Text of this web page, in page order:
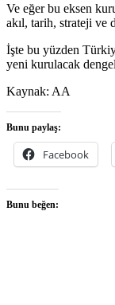
Ve eğer bu eksen
akıl, tarih, strateji ve
İşte bu yüzden
yeni kurulacak
Kaynak: AA
Bunu paylaş:
Facebook
Bunu beğen: